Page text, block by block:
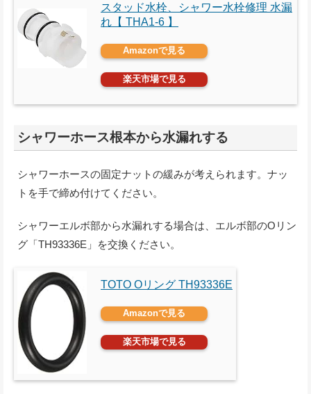
スタッド水栓、シャワー水栓修理 水漏
れ【 THA1-6 】
Amazonで見る
楽天市場で見る
シャワーホース根本から水漏れする
シャワーホースの固定ナットの緩みが考えられます。ナッ
トを手で締め付けてください。
シャワーエルボ部から水漏れする場合は、エルボ部のOリン
グ「TH93336E」を交換ください。
TOTO Oリング TH93336E
Amazonで見る
楽天市場で見る